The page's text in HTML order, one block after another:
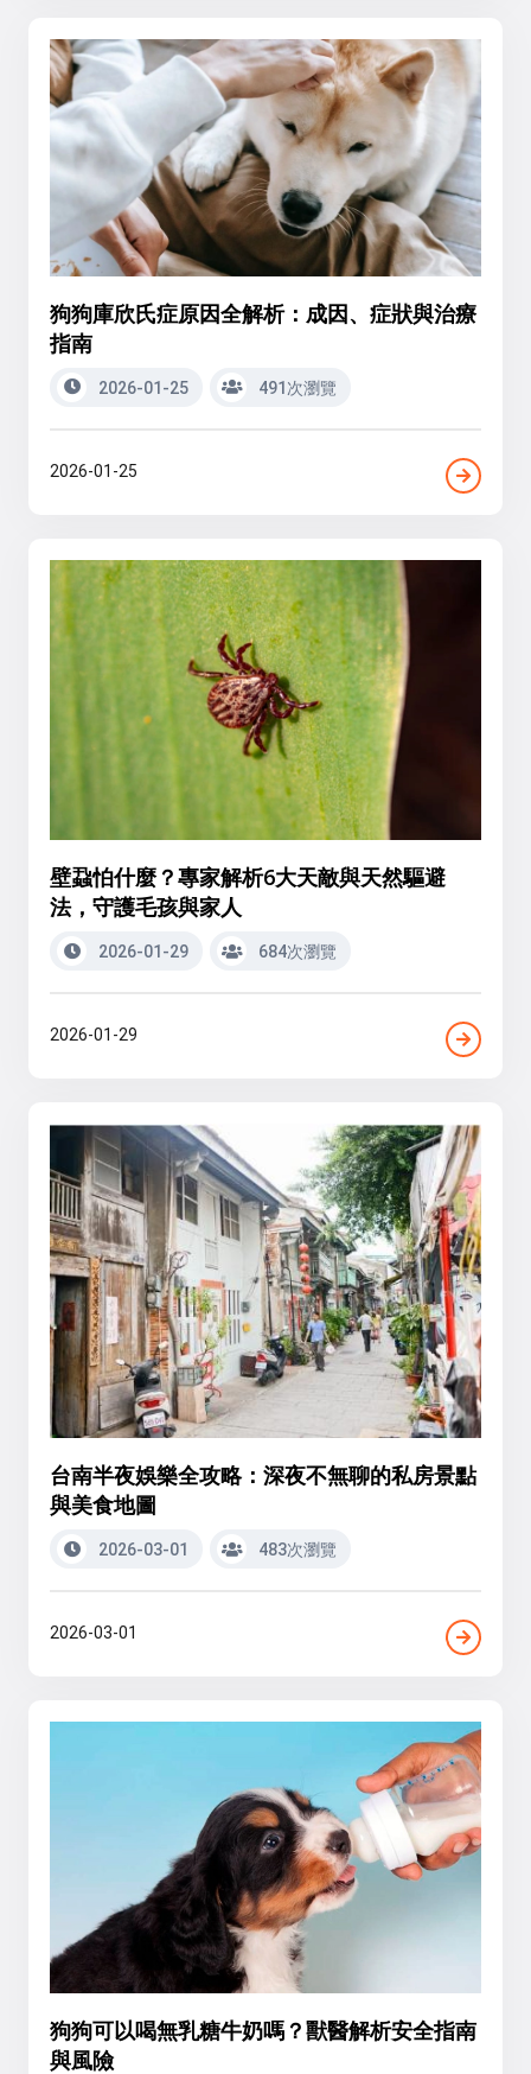
狗狗庫欣氏症原因全解析：成因、症狀與治療
指南
2026-01-25 491次瀏覽
2026-01-25
壁蝨怕什麼？專家解析6大天敵與天然驅避
法，守護毛孩與家人
2026-01-29 684次瀏覽
2026-01-29
台南半夜娛樂全攻略：深夜不無聊的私房景點
與美食地圖
2026-03-01 483次瀏覽
2026-03-01
狗狗可以喝無乳糖牛奶嗎？獸醫解析安全指南
與風險